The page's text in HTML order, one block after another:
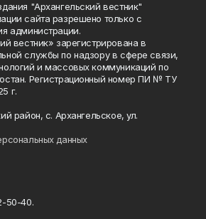
"Архангельский вестник"
сайта разрешено только с
администрации.
вестник» зарегистрирована в
службы по надзору в сфере связи,
и массовых коммуникаций по
Регистрационный номер ПИ № ТУ
г.
район, с. Архангельское, ул.
данных
50-40.